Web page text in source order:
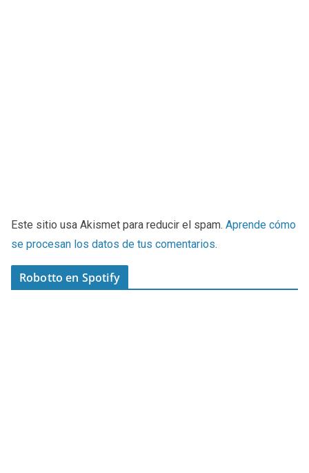
Este sitio usa Akismet para reducir el spam. Aprende cómo
se procesan los datos de tus comentarios.
Robotto en Spotify